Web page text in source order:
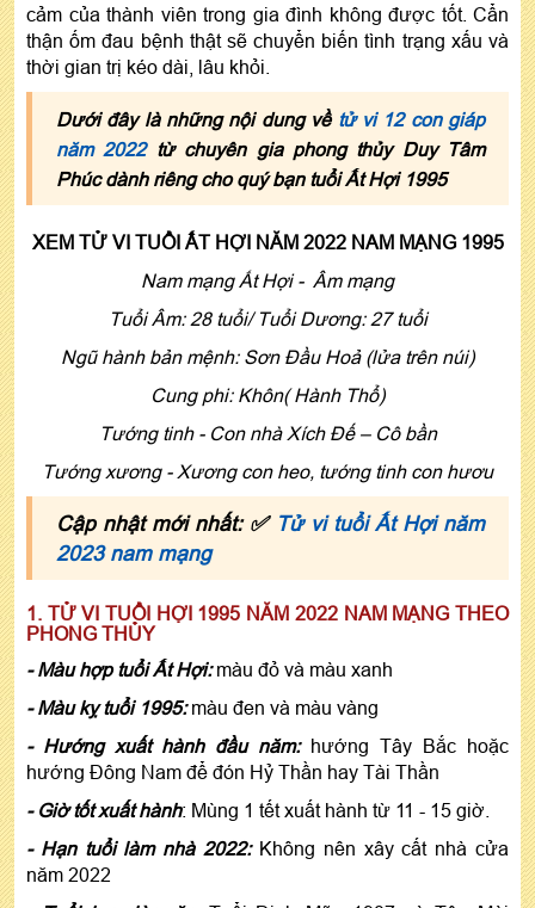
cảm của thành viên trong gia đình không được tốt. Cẩn
thận ốm đau bệnh thật sẽ chuyển biến tình trạng xấu và
thời gian trị kéo dài, lâu khỏi.
Dưới đây là những nội dung vềtử vi 12 con giáp
năm 2022 từ chuyên gia phong thủy Duy Tâm
Phúc dành riêng cho quý bạn tuổi Ất Hợi 1995
XEM TỬ VI TUỔI ẤT HỢI NĂM 2022 NAM MẠNG 1995
Nam mạng Ất Hợi - Âm mạng
Tuổi Âm: 28 tuổi/ Tuổi Dương: 27 tuổi
Ngũ hành bản mệnh: Sơn Ðầu Hoả (lửa trên núi)
Cung phi: Khôn( Hành Thổ)
Tướng tinh - Con nhà Xích Ðế – Cô bần
Tướng xương - Xương con heo, tướng tinh con hươu
Cập nhật mới nhất: ✅ Tử vi tuổi Ất Hợi năm
2023 nam mạng
1. TỬ VI TUỔI HỢI 1995 NĂM 2022 NAM MẠNG THEO
PHONG THỦY
- Màu hợp tuổi Ất Hợi:màu đỏ và màu xanh
- Màu kỵ tuổi 1995:màu đen và màu vàng
- Hướng xuất hành đầu năm:hướng Tây Bắc hoặc
hướng Đông Nam để đón Hỷ Thần hay Tài Thần
- Giờ tốt xuất hành: Mùng 1 tết xuất hành từ 11 - 15 giờ.
- Hạn tuổi làm nhà 2022:Không nên xây cất nhà cửa
năm 2022